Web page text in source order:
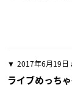
2017年6月19日
ライブめっち